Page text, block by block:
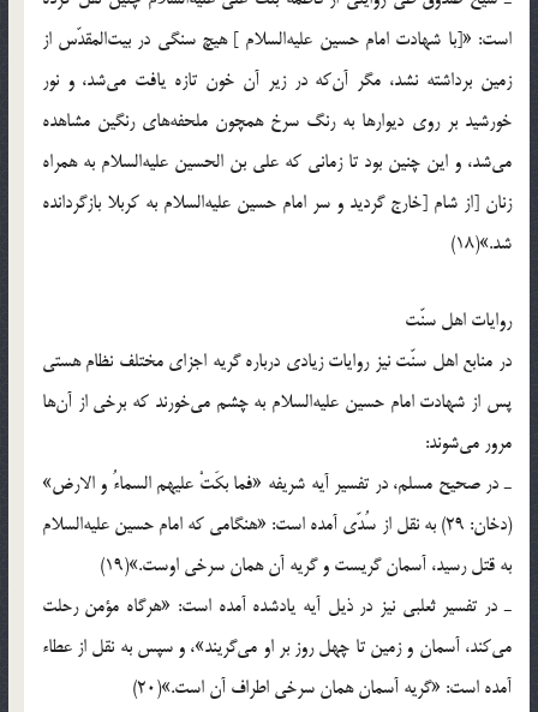
است: «[با شهادت امام حسین علیه‌السلام ] هیچ سنگی در بیت‌المقدّس از
زمین برداشته نشد، مگر آن‌که در زیر آن خون تازه یافت می‌شد، و نور
خورشید بر روی دیوارها به رنگ سرخ همچون ملحفه‌های رنگین مشاهده
می‌شد، و این چنین بود تا زمانی که علی بن الحسین علیه‌السلام به همراه
زنان [از شام [خارج گردید و سر امام حسین علیه‌السلام به کربلا بازگردانده
شد.»(18)
روایات اهل سنّت
در منابع اهل سنّت نیز روایات زیادی درباره گریه اجزای مختلف نظام هستی
پس از شهادت امام حسین علیه‌السلام به چشم می‌خورند که برخی از آن‌ها
مرور می‌شوند:
ـ در صحیح مسلم، در تفسیر آیه شریفه «فما بکَتْ علیهم السماءُ و الارض»
(دخان: 29) به نقل از سُدّی آمده است: «هنگامی که امام حسین علیه‌السلام
به قتل رسید، آسمان گریست و گریه آن همان سرخی اوست.»(19)
ـ در تفسیر ثعلبی نیز در ذیل آیه یادشده آمده است: «هرگاه مؤمن رحلت
می‌کند، آسمان و زمین تا چهل روز بر او می‌گریند»، و سپس به نقل از عطاء
آمده است: «گریه آسمان همان سرخی اطراف آن است.»(20)